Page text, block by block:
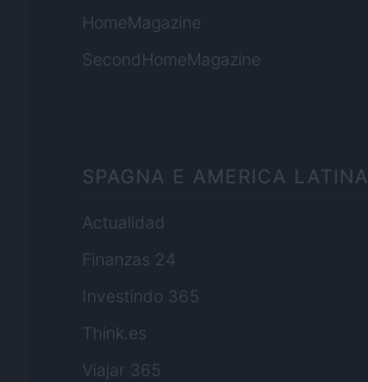
HomeMagazine
SecondHomeMagazine
SPAGNA E AMERICA LATINA
Actualidad
Finanzas 24
Investindo 365
Think.es
Viajar 365